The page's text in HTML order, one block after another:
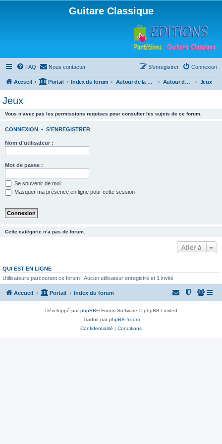
Guitare Classique
FAQ Nous contacter Connexion
S’enregistrer
Accueil Portail Index du forum Autour de la machine à café Autour de la machine à café Jeux
Jeux
Vous n’avez pas les permissions requises pour consulter les sujets de ce forum.
CONNEXION • S’ENREGISTRER
Nom d’utilisateur :
Mot de passe :
Se souvenir de moi
Masquer ma présence en ligne pour cette session
Cette catégorie n’a pas de forum.
Aller à
QUI EST EN LIGNE
Utilisateurs parcourant ce forum : Aucun utilisateur enregistré et 1 invité
Accueil Portail Index du forum
Développé parphpBB® Forum Software © phpBB Limited
Traduit parphpBB-fr.com
Confidentialité | Conditions